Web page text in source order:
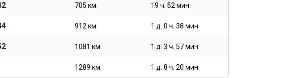
705 км. 19 ч. 52 мин.
912 км. 1 д. 0 ч. 38 мин.
1081 км. 1 д. 3 ч. 57 мин.
1289 км. 1 д. 8 ч. 20 мин.